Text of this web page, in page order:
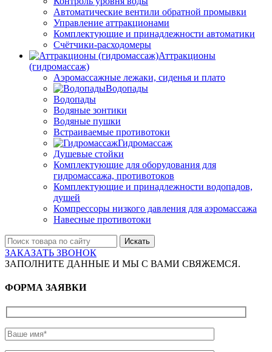
Автоматические вентили обратной промывки
Управление аттракционами
Комплектующие и принадлежности автоматики
Счётчики-расходомеры
Аттракционы
(гидромассаж)
Аэромассажные лежаки, сиденья и плато
Водопады
Водопады
Водяные зонтики
Водяные пушки
Встраиваемые противотоки
Гидромассаж
Душевые стойки
Комплектующие для оборудования для
гидромассажа, противотоков
Комплектующие и принадлежности водопадов,
душей
Компрессоры низкого давления для аэромассажа
Навесные противотоки
Искать
ЗАКАЗАТЬ ЗВОНОК
ЗАПОЛНИТЕ ДАННЫЕ И МЫ С ВАМИ СВЯЖЕМСЯ.
ФОРМА ЗАЯВКИ